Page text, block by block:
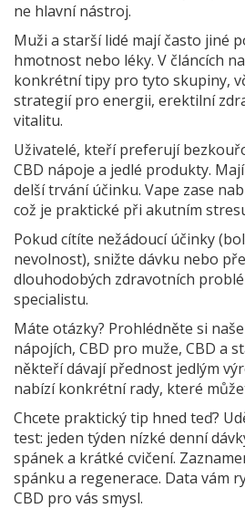
ne hlavní nástroj.
Muži a starší lidé mají často jiné
hmotnost nebo léky. V článcích
konkrétní tipy pro tyto skupiny,
strategií pro energii, erektilní
vitalitu.
Uživatelé, kteří preferují
CBD nápoje a jedlé produkty.
delší trvání účinku. Vape zase
což je praktické při akutním
Pokud cítíte nežádoucí účinky
nevolnost), snižte dávku nebo
dlouhodobých zdravotních
specialistu.
Máte otázky? Prohlédněte si
nápojích, CBD pro muže, CBD a
někteří dávají přednost jedlým
nabízí konkrétní rady, které
Chcete praktický tip hned teď?
test: jeden týden nízké denní
spánek a krátké cvičení.
spánku a regenerace. Data vám
CBD pro vás smysl.